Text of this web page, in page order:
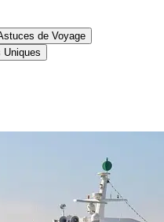
de Voyage
Uniques